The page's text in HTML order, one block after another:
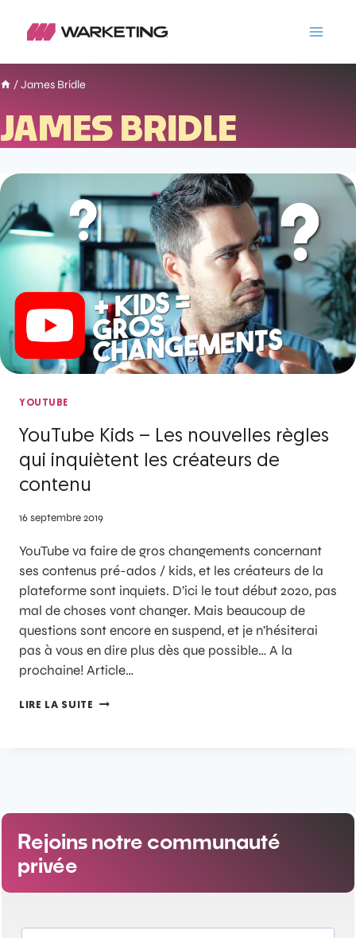
/ James Bridle
JAMES BRIDLE
YOUTUBE
YouTube Kids – Les nouvelles règles
qui inquiètent les créateurs de
contenu
16 septembre 2019
YouTube va faire de gros changements concernant
ses contenus pré-ados / kids, et les créateurs de la
plateforme sont inquiets. D’ici le tout début 2020, pas
mal de choses vont changer. Mais beaucoup de
questions sont encore en suspend, et je n’hésiterai
pas à vous en dire plus dès que possible… A la
prochaine! Article…
LIRE LA SUITE
Rejoins notre communauté
privée